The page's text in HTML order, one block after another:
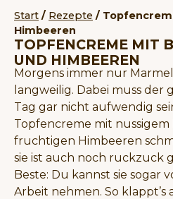
Start / Rezepte /
Himbeeren
TOPFENCREME MIT
UND HIMBEEREN
Morgens immer nur
langweilig. Dabei muss der
Tag gar nicht aufwendig
Topfencreme mit
fruchtigen Himbeeren
sie ist auch noch ruckzuck
Beste: Du kannst sie sogar
Arbeit nehmen. So klappt’s